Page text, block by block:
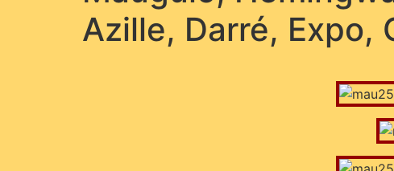
Azille, Darré, Expo,